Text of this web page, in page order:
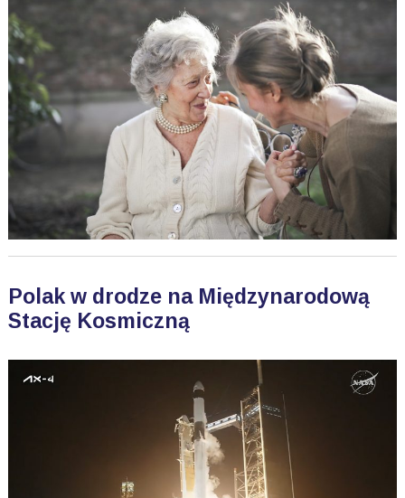
Polak w drodze na Międzynarodową
Stację Kosmiczną